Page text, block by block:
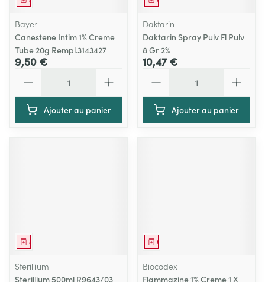
Bayer
Canestene Intim 1% Creme
Tube 20g Rempl.3143427
9,50 €
Ajouter au panier
Daktarin
Daktarin Spray Pulv Fl Pulv
8 Gr 2%
10,47 €
Ajouter au panier
Médicament
Sterillium
Sterillium 500ml R9643/03
Médicament
Biocodex
Flammazine 1% Creme 1 X